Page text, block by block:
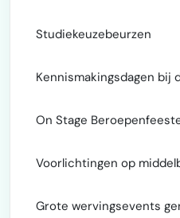
Studiekeuzebeurzen
Kennismakingsdagen bij
On Stage
Voorlichtingen op
Grote wervingsevents